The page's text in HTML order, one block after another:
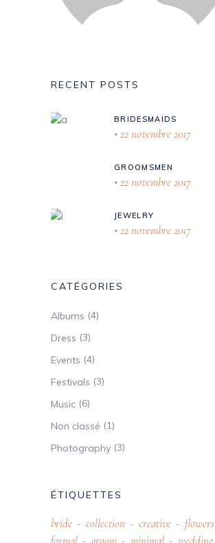
RECENT POSTS
BRIDESMAIDS
22 novembre 2017
GROOMSMEN
22 novembre 2017
JEWELRY
22 novembre 2017
CATÉGORIES
Albums (4)
Dress (3)
Events (4)
Festivals (3)
Music (6)
Non classé (1)
Photography (3)
ÉTIQUETTES
bride collection creative
flowers